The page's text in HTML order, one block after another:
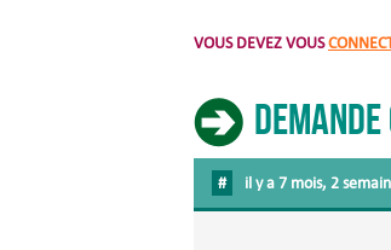
VOUS DEVEZ VOUS
# il y a 7 mois, 2